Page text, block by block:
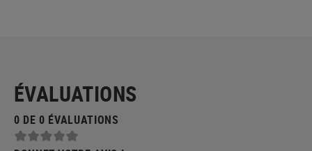
ÉVALUATIONS
0 DE 0 ÉVALUATIONS